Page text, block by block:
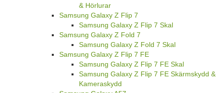
& Hörlurar
Samsung Galaxy Z Flip 7
Samsung Galaxy Z Flip 7 Skal
Samsung Galaxy Z Fold 7
Samsung Galaxy Z Fold 7 Skal
Samsung Galaxy Z Flip 7 FE
Samsung Galaxy Z Flip 7 FE Skal
Samsung Galaxy Z Flip 7 FE Skärmskydd &
Kameraskydd